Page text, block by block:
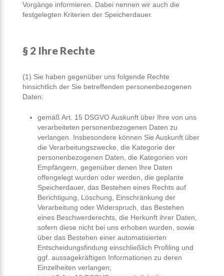
Vorgänge informieren. Dabei nennen wir auch die
festgelegten Kriterien der Speicherdauer.
§ 2 Ihre Rechte
(1) Sie haben gegenüber uns folgende Rechte
hinsichtlich der Sie betreffenden personenbezogenen
Daten:
gemäß Art. 15 DSGVO Auskunft über Ihre von uns
verarbeiteten personenbezogenen Daten zu
verlangen. Insbesondere können Sie Auskunft über
die Verarbeitungszwecke, die Kategorie der
personenbezogenen Daten, die Kategorien von
Empfängern, gegenüber denen Ihre Daten
offengelegt wurden oder werden, die geplante
Speicherdauer, das Bestehen eines Rechts auf
Berichtigung, Löschung, Einschränkung der
Verarbeitung oder Widerspruch, das Bestehen
eines Beschwerderechts, die Herkunft ihrer Daten,
sofern diese nicht bei uns erhoben wurden, sowie
über das Bestehen einer automatisierten
Entscheidungsfindung einschließlich Profiling und
ggf. aussagekräftigen Informationen zu deren
Einzelheiten verlangen;